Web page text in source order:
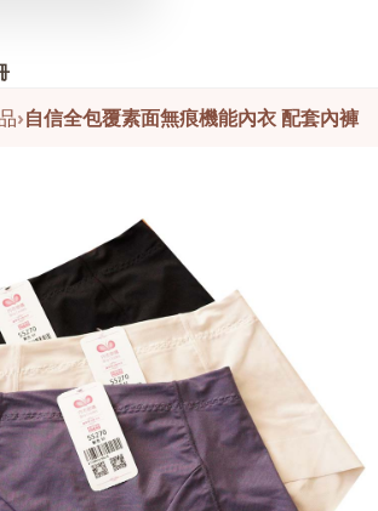
›自信全包覆素面無痕機能內衣 配套內褲